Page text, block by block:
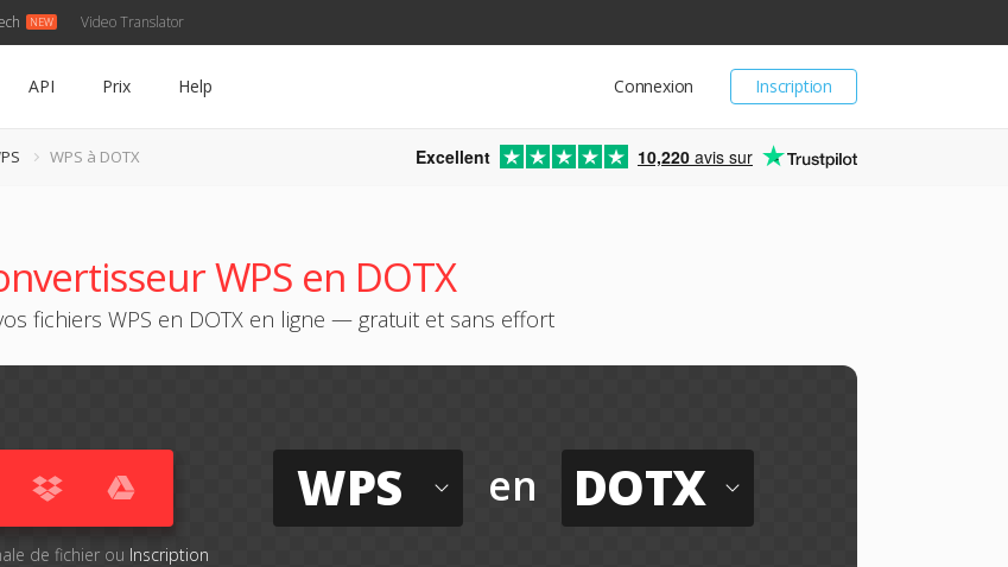
Video Translator
Inscription
Connexion
API Prix Help
WPS à DOTX Excellent 10,220 avis sur
WPS en DOTX
fichiers WPS en DOTX en ligne — gratuit et sans effort
de fichier ou Inscription
WPS en DOTX